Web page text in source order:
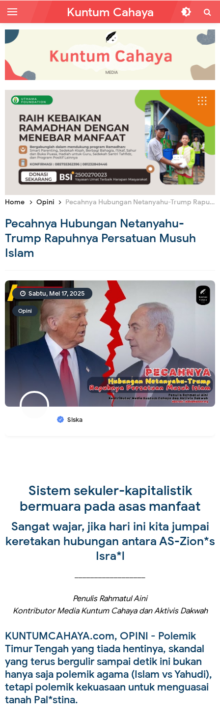
Kuntum Cahaya
Home Opini Pecahnya Hubungan Netanyahu-Trump Rapuhnya Persatuan Musuh Islam
Pecahnya Hubungan Netanyahu-
Trump Rapuhnya Persatuan Musuh
Islam
Opini
Siska
Sabtu, Mei 17, 2025
Sistem sekuler-kapitalistik
bermuara pada asas manfaat
Sangat wajar, jika hari ini kita jumpai
keretakan hubungan antara AS-Zion*s
Isra*l
Penulis Rahmatul Aini
Kontributor Media Kuntum Cahaya dan Aktivis Dakwah
KUNTUMCAHAYA.com, OPINI - Polemik
Timur Tengah yang tiada hentinya, skandal
yang terus bergulir sampai detik ini bukan
hanya saja polemik agama (Islam vs Yahudi),
tetapi polemik kekuasaan untuk menguasai
tanah Pal*stina.